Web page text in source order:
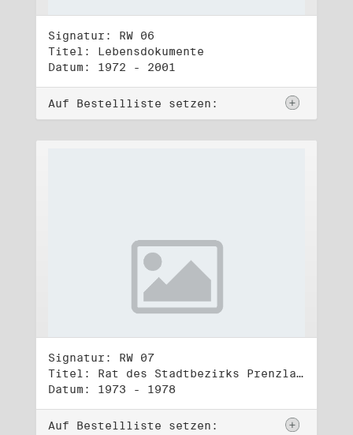
Signatur: RW 06
Titel: Lebensdokumente
Datum: 1972 - 2001
Auf Bestellliste setzen:
Signatur: RW 07
Titel: Rat des Stadtbezirks Prenzlauer Berg in Berlin
Datum: 1973 - 1978
Auf Bestellliste setzen: